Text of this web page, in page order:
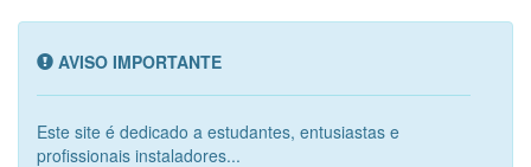
AVISO IMPORTANTE
Este site é dedicado a estudantes, entusiastas e
profissionais instaladores...